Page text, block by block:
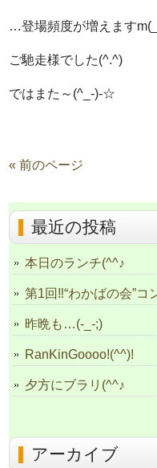
…登場頻度が増えます
ご馳走様でした(^.^)
ではまた～(^_-)-☆
« 前のページ
最近の投稿
本日のランチ(^^♪
第1回‼“わかばの会”コ
昨晩も…(-_-;)
RanKinGoooo!(^^)!
夕方にブラリ(^^♪
アーカイブ